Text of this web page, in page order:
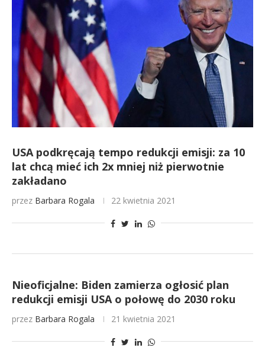
USA podkręcają tempo redukcji emisji: za 10
lat chcą mieć ich 2x mniej niż pierwotnie
zakładano
przez Barbara Rogala 22 kwietnia 2021
Nieoficjalne: Biden zamierza ogłosić plan
redukcji emisji USA o połowę do 2030 roku
przez Barbara Rogala 21 kwietnia 2021